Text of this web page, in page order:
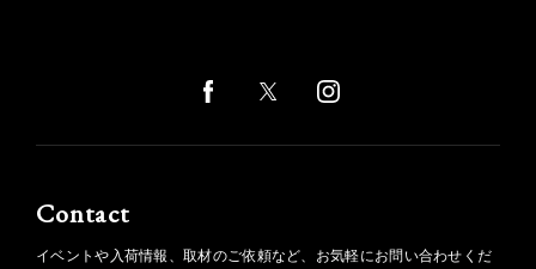
Contact
イベントや入荷情報、取材のご依頼など、お気軽にお問い合わせくだ